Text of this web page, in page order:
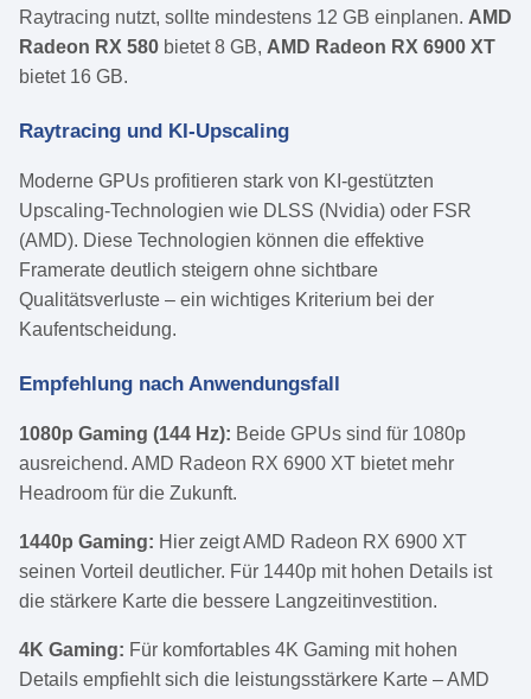
Raytracing nutzt, sollte mindestens 12 GB einplanen. AMD
Radeon RX 580 bietet 8 GB, AMD Radeon RX 6900 XT
bietet 16 GB.
Raytracing und KI-Upscaling
Moderne GPUs profitieren stark von KI-gestützten
Upscaling-Technologien wie DLSS (Nvidia) oder FSR
(AMD). Diese Technologien können die effektive
Framerate deutlich steigern ohne sichtbare
Qualitätsverluste – ein wichtiges Kriterium bei der
Kaufentscheidung.
Empfehlung nach Anwendungsfall
1080p Gaming (144 Hz): Beide GPUs sind für 1080p
ausreichend. AMD Radeon RX 6900 XT bietet mehr
Headroom für die Zukunft.
1440p Gaming: Hier zeigt AMD Radeon RX 6900 XT
seinen Vorteil deutlicher. Für 1440p mit hohen Details ist
die stärkere Karte die bessere Langzeitinvestition.
4K Gaming: Für komfortables 4K Gaming mit hohen
Details empfiehlt sich die leistungsstärkere Karte – AMD